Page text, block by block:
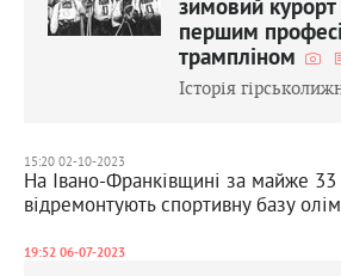
зимовий
першим
трампліном
Історія
15:20 02-10-2023
На Івано-Франківщині за майже
відремонтують спортивну базу
19:52 06-07-2023